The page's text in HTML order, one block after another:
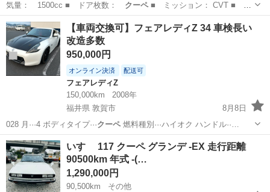
気量： 1500cc ■ ドア枚数： クーペ■ ミッション： CVT ■ 店
舗P…
埼玉 さいたま市 その他
【車両交換可】フェアレディZ 34 車検長い
改造多数
950,000円
オンライン決済 配送可
フェアレディZ
150,000km
2008年
福井県 敦賀市
8月8日
028 月···4 ボディタイプ···クーペ燃料種別···ハイオク ハンドル··…
福井 敦賀市 フェアレディZ 車両
いすゞ 117 クーペ グランデ -EX 走行距離
90500km 年式 -(…
1,290,000円
90,500km
その他